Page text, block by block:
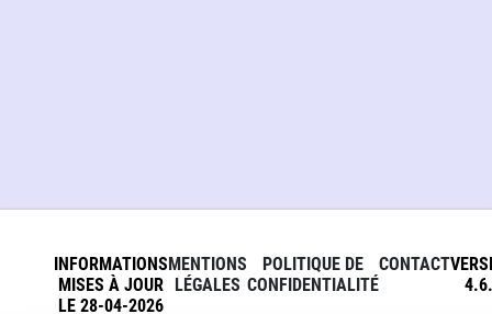
INFORMATIONS
MISES À JOUR
LE 28-04-2026
MENTIONS
LÉGALES
POLITIQUE DE
CONFIDENTIALITÉ
CONTACT